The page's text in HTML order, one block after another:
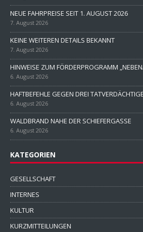
NEUE FAHRPREISE SEIT 1. AUGUST 2026
7. August 2026
KEINE WEITEREN DETAILS BEKANNT
7. August 2026
HINWEISE ZUM FÖRDERPROGRAMM
6. August 2026
HAFTBEFEHLE GEGEN DREI
6. August 2026
WALDBRAND NAHE DER SCHIEFERGASSE
6. August 2026
KATEGORIEN
GESELLSCHAFT
INTERNES
KULTUR
KURZMITTEILUNGEN